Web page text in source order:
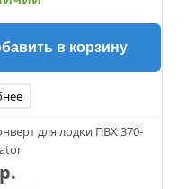
в корзину
для лодки ПВХ 370-